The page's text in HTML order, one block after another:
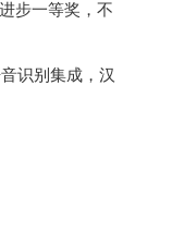
步一等奖，不
识别集成，汉